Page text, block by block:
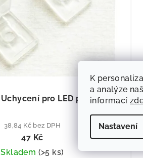
K
a analýze
informací
Nastavení
Carbest Uchycení pro LED profil
38,84 Kč bez DPH
47 Kč
Skladem (>5 ks)
KÓD:829810